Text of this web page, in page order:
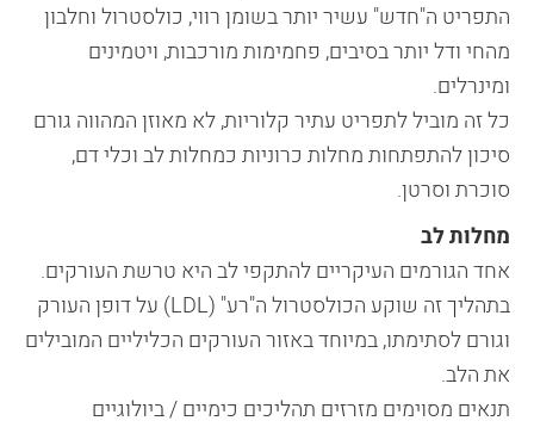
התפריט ה"חדש" עשיר יותר בשומן רווי, כולסטרול וחלבון
מהחי ודל יותר בסיבים, פחמימות מורכבות, ויטמינים
ומינרלים.
כל זה מוביל לתפריט עתיר קלוריות, לא מאוזן המהווה גורם
סיכון להתפתחות מחלות כרוניות כמחלות לב וכלי דם,
סוכרת וסרטן.
מחלות לב
אחד הגורמים העיקריים להתקפי לב היא טרשת העורקים.
בתהליך זה שוקע הכולסטרול ה"רע" (LDL) על דופן העורק
וגורם לסתימתו, במיוחד באזור העורקים הכליליים המובילים
את הלב.
תנאים מסוימים מזרזים תהליכים כימיים / ביולוגיים